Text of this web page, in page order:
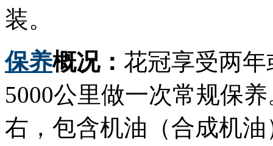
装。
保养概况： 花冠享受两
5000公里做一次常规保
右，包含机油（合成机